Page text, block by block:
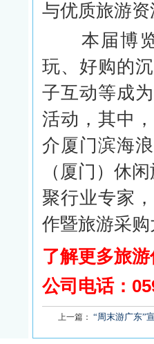
与优质旅游
本届博览
玩、好购的
子互动等成
活动，其中
介厦门滨海
（厦门）休
聚行业专家
作暨旅游采
了解更多旅
公司电话：
上一篇： “周末游广东”